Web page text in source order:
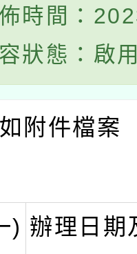
時間：
狀態：啟
附件檔案
) 辦理日期